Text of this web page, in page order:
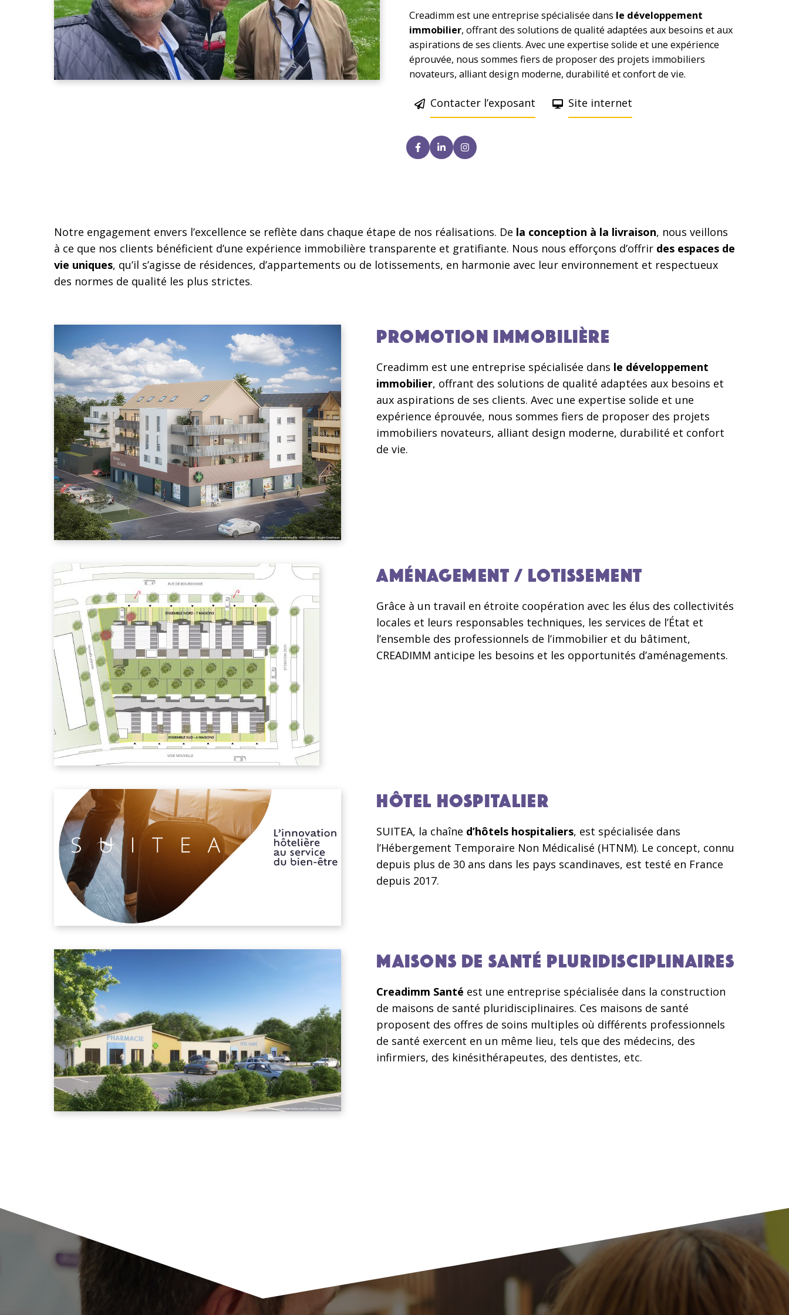
Creadimm est une entreprise spécialisée dans le développement
immobilier, offrant des solutions de qualité adaptées aux besoins et aux
aspirations de ses clients. Avec une expertise solide et une expérience
éprouvée, nous sommes fiers de proposer des projets immobiliers
novateurs, alliant design moderne, durabilité et confort de vie.
Contacter l’exposant Site internet
Notre engagement envers l’excellence se reflète dans chaque étape de nos réalisations. De la conception à la livraison, nous veillons
à ce que nos clients bénéficient d’une expérience immobilière transparente et gratifiante. Nous nous efforçons d’offrir des espaces de
vie uniques, qu’il s’agisse de résidences, d’appartements ou de lotissements, en harmonie avec leur environnement et respectueux
des normes de qualité les plus strictes.
PROMOTION IMMOBILIÈRE
Creadimm est une entreprise spécialisée dans le développement
immobilier, offrant des solutions de qualité adaptées aux besoins et
aux aspirations de ses clients. Avec une expertise solide et une
expérience éprouvée, nous sommes fiers de proposer des projets
immobiliers novateurs, alliant design moderne, durabilité et confort
de vie.
AMÉNAGEMENT / LOTISSEMENT
Grâce à un travail en étroite coopération avec les élus des collectivités
locales et leurs responsables techniques, les services de l’État et
l’ensemble des professionnels de l’immobilier et du bâtiment,
CREADIMM anticipe les besoins et les opportunités d’aménagements.
HÔTEL HOSPITALIER
SUITEA, la chaîne d’hôtels hospitaliers, est spécialisée dans
l’Hébergement Temporaire Non Médicalisé (HTNM). Le concept, connu
depuis plus de 30 ans dans les pays scandinaves, est testé en France
depuis 2017.
MAISONS DE SANTÉ PLURIDISCIPLINAIRES
Creadimm Santé est une entreprise spécialisée dans la construction
de maisons de santé pluridisciplinaires. Ces maisons de santé
proposent des offres de soins multiples où différents professionnels
de santé exercent en un même lieu, tels que des médecins, des
infirmiers, des kinésithérapeutes, des dentistes, etc.